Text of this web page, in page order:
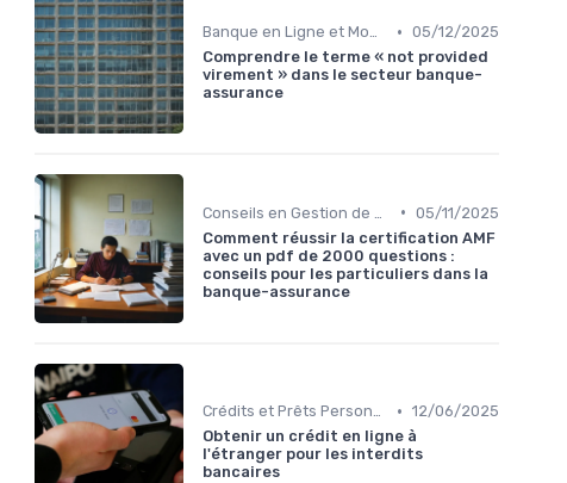
Banque en Ligne et Mobile • 05/12/2025
Comprendre le terme « not provided
virement » dans le secteur banque-
assurance
• 05/11/2025
Comment réussir la certification AMF
avec un pdf de 2000 questions :
conseils pour les particuliers dans la
banque-assurance
Crédits et Prêts Personnels • 12/06/2025
Obtenir un crédit en ligne à
l'étranger pour les interdits
bancaires